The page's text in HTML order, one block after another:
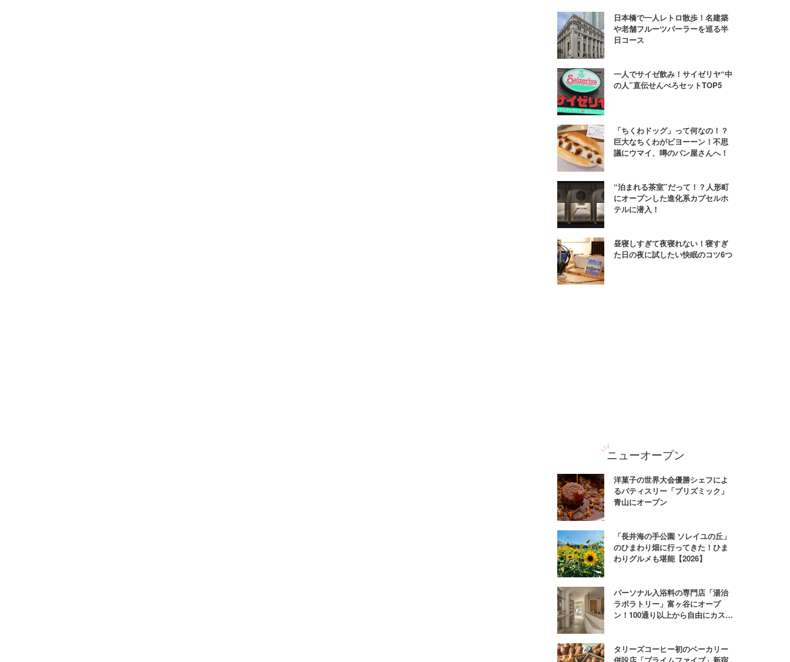
日本橋で一人レトロ散歩！名建築
や老舗フルーツパーラーを巡る半
日コース
一人でサイゼ飲み！サイゼリヤ“中
の人”直伝せんべろセットTOP5
「ちくわドッグ」って何なの！？
巨大なちくわがビヨーーン！不思
議にウマイ、噂のパン屋さんへ！
“泊まれる茶室”だって！？人形町
にオープンした進化系カプセルホ
テルに潜入！
昼寝しすぎて夜寝れない！寝すぎ
た日の夜に試したい快眠のコツ6つ
ニューオープン
洋菓子の世界大会優勝シェフによ
るパティスリー「プリズミック」
青山にオープン
「長井海の手公園 ソレイユの丘」
のひまわり畑に行ってきた！ひま
わりグルメも堪能【2026】
パーソナル入浴料の専門店「湯治
ラボラトリー」富ヶ谷にオープ
ン！100通り以上から自由にカスタ
タリーズコーヒー初のベーカリー